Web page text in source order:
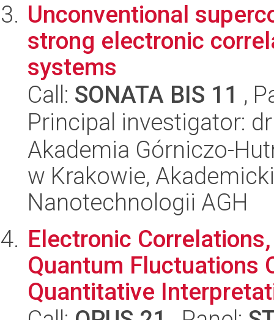
Unconventional
strong electronic
systems
Call: SONATA BIS 11 ,
Principal investigator:
Akademia Górniczo-
w Krakowie,
Nanotechnologii AGH
Electronic
Quantum Fluctuations
Quantitative